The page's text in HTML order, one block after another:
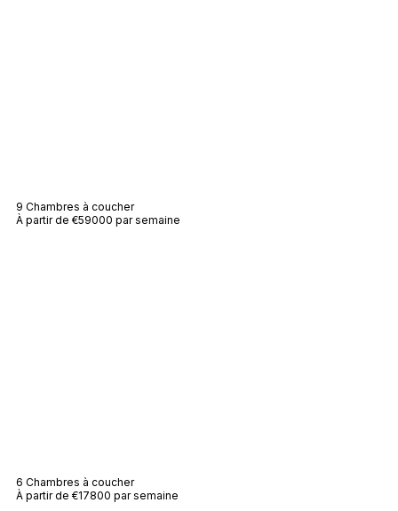
9 Chambres à coucher
À partir de €59000 par semaine
6 Chambres à coucher
À partir de €17800 par semaine